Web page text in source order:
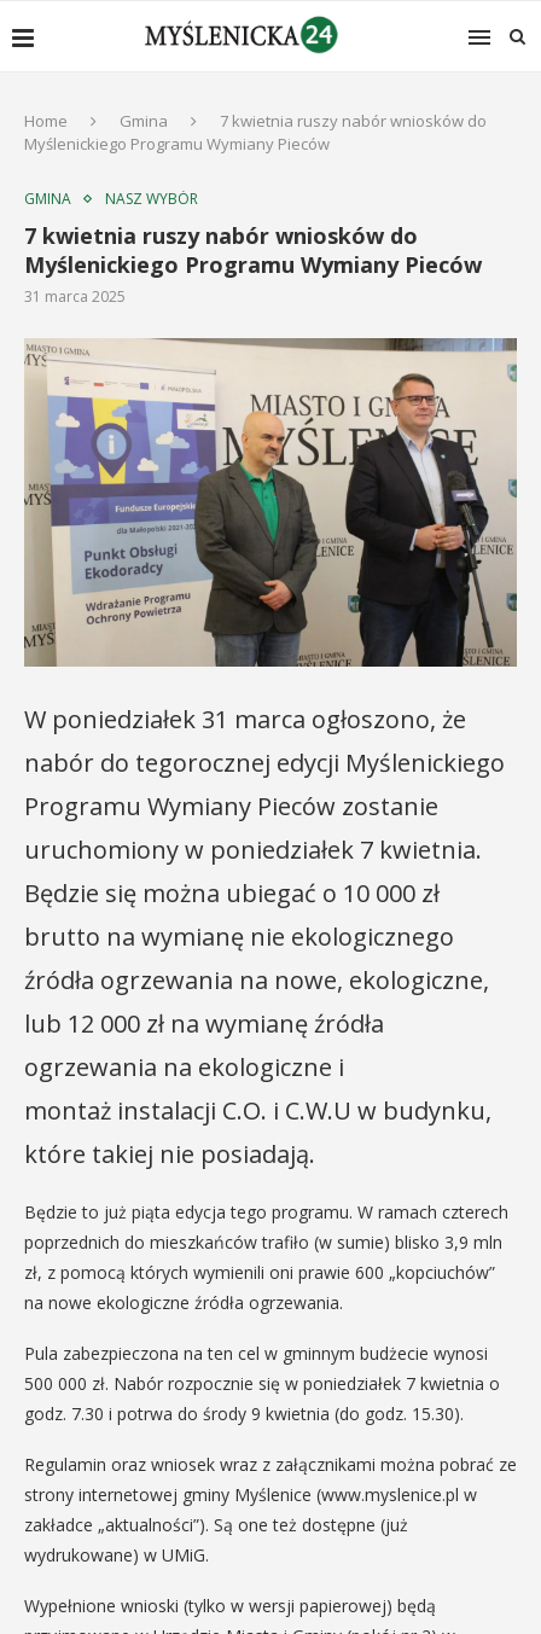
Home Gmina
7 kwietnia ruszy nabór wniosków do
Myślenickiego Programu Wymiany Pieców
GMINA NASZ WYBÓR
7 kwietnia ruszy nabór wniosków do
Myślenickiego Programu Wymiany Pieców
31 marca 2025
W poniedziałek 31 marca ogłoszono, że
nabór do tegorocznej edycji Myślenickiego
Programu Wymiany Pieców zostanie
uruchomiony w poniedziałek 7 kwietnia.
Będzie się można ubiegać o 10 000 zł
brutto na wymianę nie ekologicznego
źródła ogrzewania na nowe, ekologiczne,
lub 12 000 zł na wymianę źródła
ogrzewania na ekologiczne i
montaż instalacji C.O. i C.W.U w budynku,
które takiej nie posiadają.
Będzie to już piąta edycja tego programu. W ramach czterech
poprzednich do mieszkańców trafiło (w sumie) blisko 3,9 mln
zł, z pomocą których wymienili oni prawie 600 „kopciuchów”
na nowe ekologiczne źródła ogrzewania.
Pula zabezpieczona na ten cel w gminnym budżecie wynosi
500 000 zł. Nabór rozpocznie się w poniedziałek 7 kwietnia o
godz. 7.30 i potrwa do środy 9 kwietnia (do godz. 15.30).
Regulamin oraz wniosek wraz z załącznikami można pobrać ze
strony internetowej gminy Myślenice (www.myslenice.pl w
zakładce „aktualności”). Są one też dostępne (już
wydrukowane) w UMiG.
Wypełnione wnioski (tylko w wersji papierowej) będą